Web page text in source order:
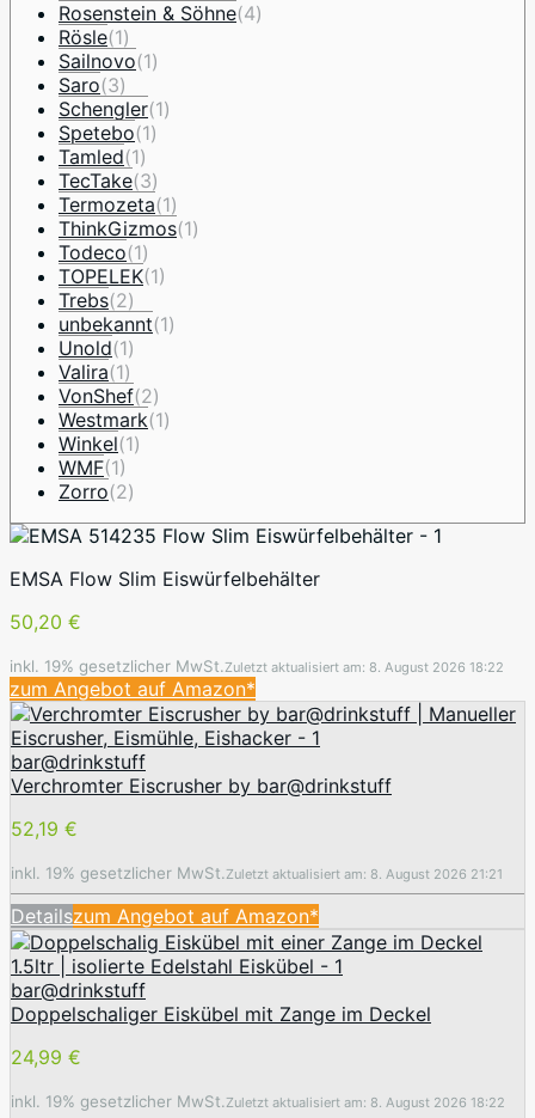
Rosenstein & Söhne(4)
Rösle(1)
Sailnovo(1)
Saro(3)
Schengler(1)
Spetebo(1)
Tamled(1)
TecTake(3)
Termozeta(1)
ThinkGizmos(1)
Todeco(1)
TOPELEK(1)
Trebs(2)
unbekannt(1)
Unold(1)
Valira(1)
VonShef(2)
Westmark(1)
Winkel(1)
WMF(1)
Zorro(2)
EMSA Flow Slim Eiswürfelbehälter
50,20 €
inkl. 19% gesetzlicher MwSt.Zuletzt aktualisiert am: 8. August 2026 18:22
zum Angebot auf Amazon*
bar@drinkstuff
Verchromter Eiscrusher by bar@drinkstuff
52,19 €
inkl. 19% gesetzlicher MwSt. Zuletzt aktualisiert am: 8. August 2026 21:21
Detailszum Angebot auf Amazon*
bar@drinkstuff
Doppelschaliger Eiskübel mit Zange im Deckel
24,99 €
inkl. 19% gesetzlicher MwSt. Zuletzt aktualisiert am: 8. August 2026 18:22